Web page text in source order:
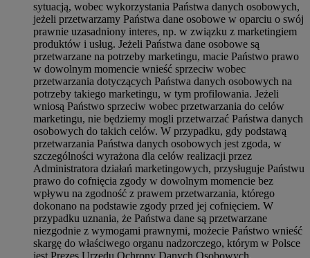
sytuacją, wobec wykorzystania Państwa danych osobowych,
jeżeli przetwarzamy Państwa dane osobowe w oparciu o swój
prawnie uzasadniony interes, np. w związku z marketingiem
produktów i usług. Jeżeli Państwa dane osobowe są
przetwarzane na potrzeby marketingu, macie Państwo prawo
w dowolnym momencie wnieść sprzeciw wobec
przetwarzania dotyczących Państwa danych osobowych na
potrzeby takiego marketingu, w tym profilowania. Jeżeli
wniosą Państwo sprzeciw wobec przetwarzania do celów
marketingu, nie będziemy mogli przetwarzać Państwa danych
osobowych do takich celów. W przypadku, gdy podstawą
przetwarzania Państwa danych osobowych jest zgoda, w
szczególności wyrażona dla celów realizacji przez
Administratora działań marketingowych, przysługuje Państwu
prawo do cofnięcia zgody w dowolnym momencie bez
wpływu na zgodność z prawem przetwarzania, którego
dokonano na podstawie zgody przed jej cofnięciem. W
przypadku uznania, że Państwa dane są przetwarzane
niezgodnie z wymogami prawnymi, możecie Państwo wnieść
skargę do właściwego organu nadzorczego, którym w Polsce
jest Prezes Urzędu Ochrony Danych Osobowych.